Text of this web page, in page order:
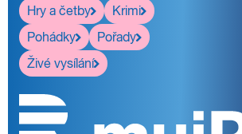
Hry a četby
Krimi
Pohádky
Pořady
Živé vysílání